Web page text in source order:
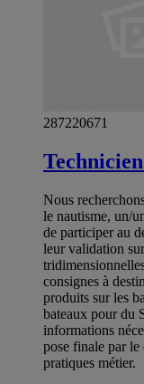
287220671
Nous
le nautisme, un/
de participer au
leur validation
consignes à
produits sur les
bateaux pour du
informations
pose finale par
pratiques métier.